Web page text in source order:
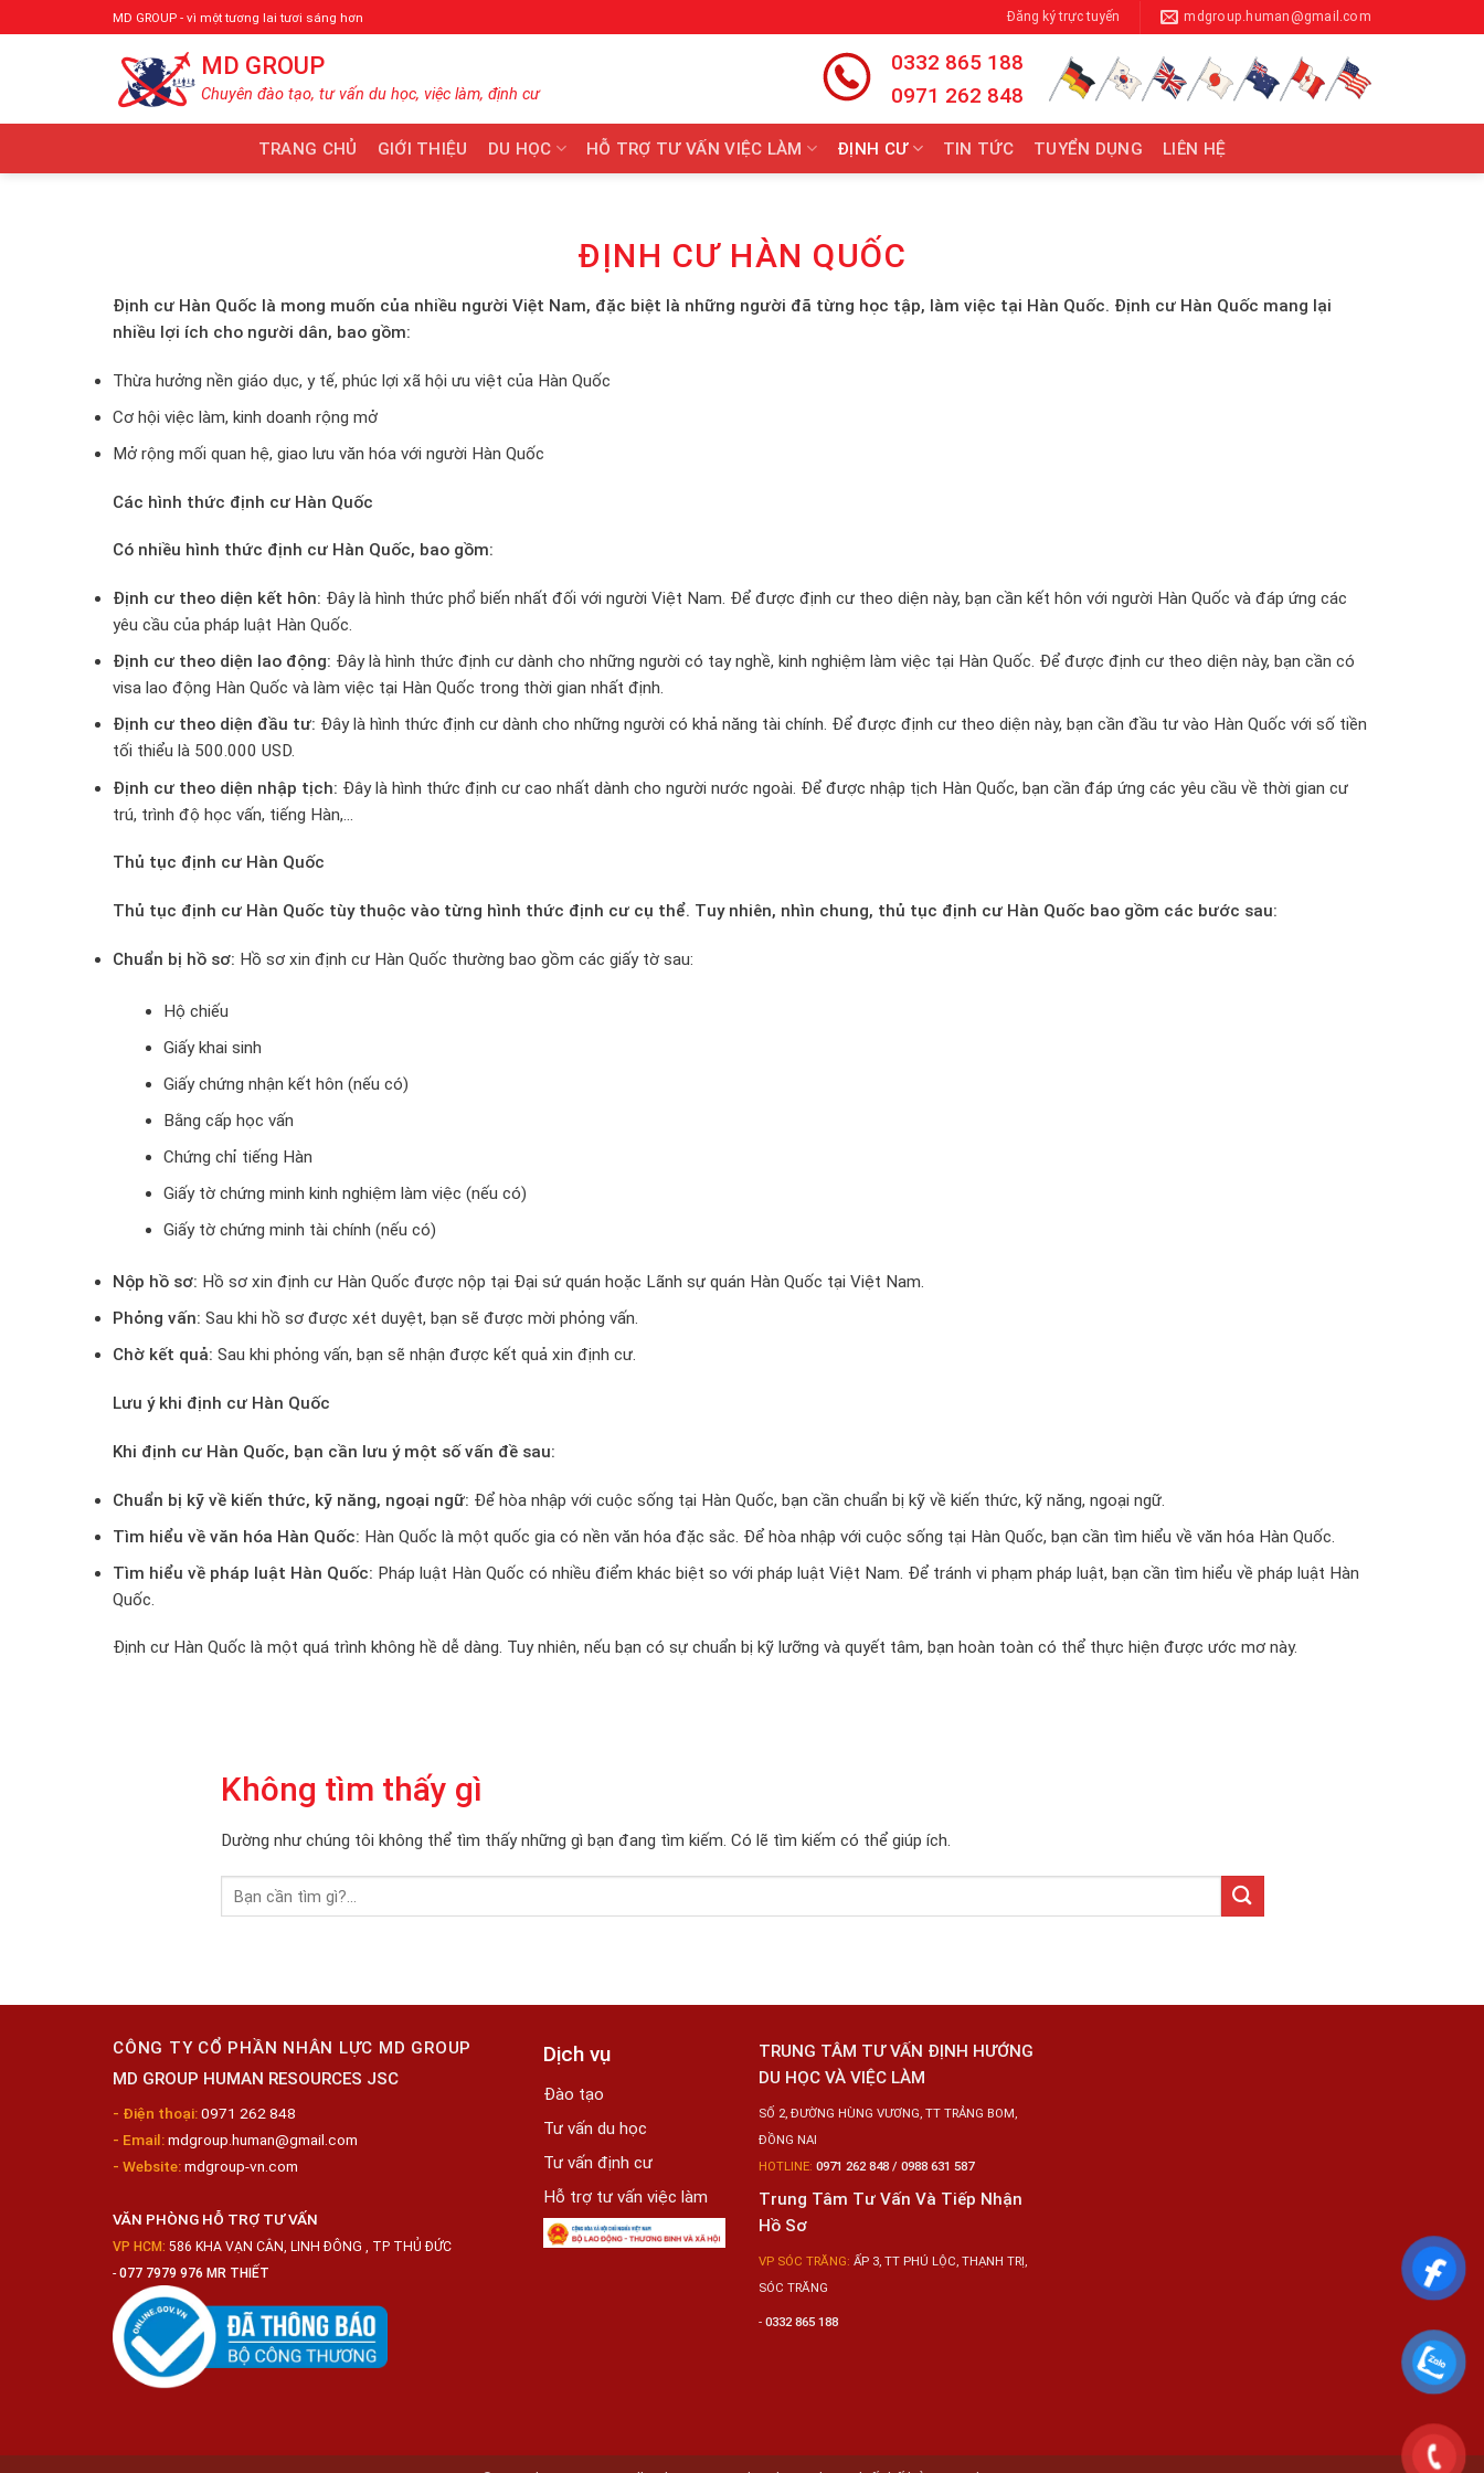
qua
MD GROUP - vì một tương lai tươi sáng hơn Đăng ký trực tuyến mdgroup.human@gmail.com
MD GROUP
Chuyên đào tạo, tư vấn du học, việc làm, định cư
0332 865 188
0971 262 848
TRANG CHỦ GIỚI THIỆU DU HỌC HỖ TRỢ TƯ VẤN VIỆC LÀM ĐỊNH CƯ TIN TỨC TUYỂN DỤNG LIÊN HỆ
ĐỊNH CƯ HÀN QUỐC
Định cư Hàn Quốc là mong muốn của nhiều người Việt Nam, đặc biệt là những người đã từng học tập, làm việc tại Hàn Quốc. Định cư Hàn Quốc mang lại
nhiều lợi ích cho người dân, bao gồm:
Thừa hưởng nền giáo dục, y tế, phúc lợi xã hội ưu việt của Hàn Quốc
Cơ hội việc làm, kinh doanh rộng mở
Mở rộng mối quan hệ, giao lưu văn hóa với người Hàn Quốc
Các hình thức định cư Hàn Quốc
Có nhiều hình thức định cư Hàn Quốc, bao gồm:
Định cư theo diện kết hôn: Đây là hình thức phổ biến nhất đối với người Việt Nam. Để được định cư theo diện này, bạn cần kết hôn với người Hàn Quốc và đáp ứng các
yêu cầu của pháp luật Hàn Quốc.
Định cư theo diện lao động: Đây là hình thức định cư dành cho những người có tay nghề, kinh nghiệm làm việc tại Hàn Quốc. Để được định cư theo diện này, bạn cần có
visa lao động Hàn Quốc và làm việc tại Hàn Quốc trong thời gian nhất định.
Định cư theo diện đầu tư: Đây là hình thức định cư dành cho những người có khả năng tài chính. Để được định cư theo diện này, bạn cần đầu tư vào Hàn Quốc với số tiền
tối thiểu là 500.000 USD.
Định cư theo diện nhập tịch: Đây là hình thức định cư cao nhất dành cho người nước ngoài. Để được nhập tịch Hàn Quốc, bạn cần đáp ứng các yêu cầu về thời gian cư
trú, trình độ học vấn, tiếng Hàn,…
Thủ tục định cư Hàn Quốc
Thủ tục định cư Hàn Quốc tùy thuộc vào từng hình thức định cư cụ thể. Tuy nhiên, nhìn chung, thủ tục định cư Hàn Quốc bao gồm các bước sau:
Chuẩn bị hồ sơ: Hồ sơ xin định cư Hàn Quốc thường bao gồm các giấy tờ sau:
Hộ chiếu
Giấy khai sinh
Giấy chứng nhận kết hôn (nếu có)
Bằng cấp học vấn
Chứng chỉ tiếng Hàn
Giấy tờ chứng minh kinh nghiệm làm việc (nếu có)
Giấy tờ chứng minh tài chính (nếu có)
Nộp hồ sơ: Hồ sơ xin định cư Hàn Quốc được nộp tại Đại sứ quán hoặc Lãnh sự quán Hàn Quốc tại Việt Nam.
Phỏng vấn: Sau khi hồ sơ được xét duyệt, bạn sẽ được mời phỏng vấn.
Chờ kết quả: Sau khi phỏng vấn, bạn sẽ nhận được kết quả xin định cư.
Lưu ý khi định cư Hàn Quốc
Khi định cư Hàn Quốc, bạn cần lưu ý một số vấn đề sau:
Chuẩn bị kỹ về kiến thức, kỹ năng, ngoại ngữ: Để hòa nhập với cuộc sống tại Hàn Quốc, bạn cần chuẩn bị kỹ về kiến thức, kỹ năng, ngoại ngữ.
Tìm hiểu về văn hóa Hàn Quốc: Hàn Quốc là một quốc gia có nền văn hóa đặc sắc. Để hòa nhập với cuộc sống tại Hàn Quốc, bạn cần tìm hiểu về văn hóa Hàn Quốc.
Tìm hiểu về pháp luật Hàn Quốc: Pháp luật Hàn Quốc có nhiều điểm khác biệt so với pháp luật Việt Nam. Để tránh vi phạm pháp luật, bạn cần tìm hiểu về pháp luật Hàn
Quốc.
Định cư Hàn Quốc là một quá trình không hề dễ dàng. Tuy nhiên, nếu bạn có sự chuẩn bị kỹ lưỡng và quyết tâm, bạn hoàn toàn có thể thực hiện được ước mơ này.
Không tìm thấy gì
Dường như chúng tôi không thể tìm thấy những gì bạn đang tìm kiếm. Có lẽ tìm kiếm có thể giúp ích.
CÔNG TY CỔ PHẦN NHÂN LỰC MD GROUP
MD GROUP HUMAN RESOURCES JSC
- Điện thoại:0971 262 848
- Email:mdgroup.human@gmail.com
- Website:mdgroup-vn.com
VĂN PHÒNG HỖ TRỢ TƯ VẤN
VP HCM: 586 KHA VẠN CÂN, LINH ĐÔNG , TP THỦ ĐỨC
-077 7979 976 MR THIẾT
Dịch vụ
Đào tạo
Tư vấn du học
Tư vấn định cư
Hỗ trợ tư vấn việc làm
TRUNG TÂM TƯ VẤN ĐỊNH HƯỚNG
DU HỌC VÀ VIỆC LÀM
SỐ 2, ĐƯỜNG HÙNG VƯƠNG, TT TRẢNG BOM,
ĐỒNG NAI
HOTLINE: 0971 262 848 / 0988 631 587
Trung Tâm Tư Vấn Và Tiếp Nhận
Hồ Sơ
VP SÓC TRĂNG: ẤP 3, TT PHÚ LỘC, THẠNH TRỊ,
SÓC TRĂNG
- 0332 865 188